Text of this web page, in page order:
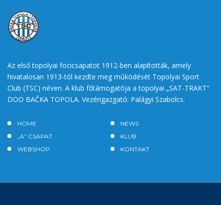
Az első topolyai focicsapatot 1912-ben alapították, amely
hivatalosan 1913-tól kezdte meg működését Topolyai Sport
Club (TSC) néven. A klub főtámogatója a topolyai „SAT-TRAKT”
DOO BAČKA TOPOLA. Vezérigazgató: Palágyi Szabolcs.
HOME
NEWS
„A” CSAPAT
KLUB
WEBSHOP
KONTAKT